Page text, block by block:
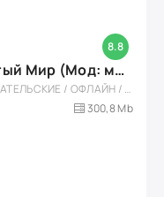
8.8
Toilet Fight Открытый Мир (Мод: много чипов, денег, все открыто, бессмертие, урон, 50+ читов)
АРКАДЫ / ОДНОПОЛЬЗОВАТЕЛЬСКИЕ / ОФЛАЙН / МОД / РОЛЕВЫЕ / ШУТЕРЫ / ОТКРЫТЫЙ МИР / ВСТРОЕННЫЙ КЕШ / 3D / ЭКШЕНЫ / ТУАЛЕТНЫЕ ВОЙНЫ / ДЛЯ ДЕТЕЙ
300,8 Mb